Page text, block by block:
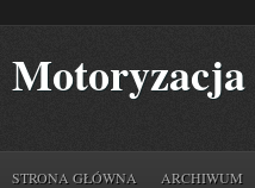
Motoryzacja
STRONA GŁÓWNA ARCHIWUM